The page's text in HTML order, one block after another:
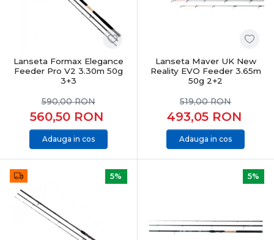
Feeder & staționar înseamnă precizie, răbdare și control
total. Alegerea echipamentelor potrivite îți oferă
sensibilitate maximă, adaptabilitate și șanse reale la
capturi constante, indiferent de condițiile de pescuit.
Lanseta Formax Elegance
Feeder Pro V2 3.30m 50g
3+3
560,50 RON
590,00RON
Adauga in cos
Lanseta Maver UK New
Reality EVO Feeder 3.65m
50g 2+2
493,05 RON
519,00RON
Adauga in cos
5% 5%